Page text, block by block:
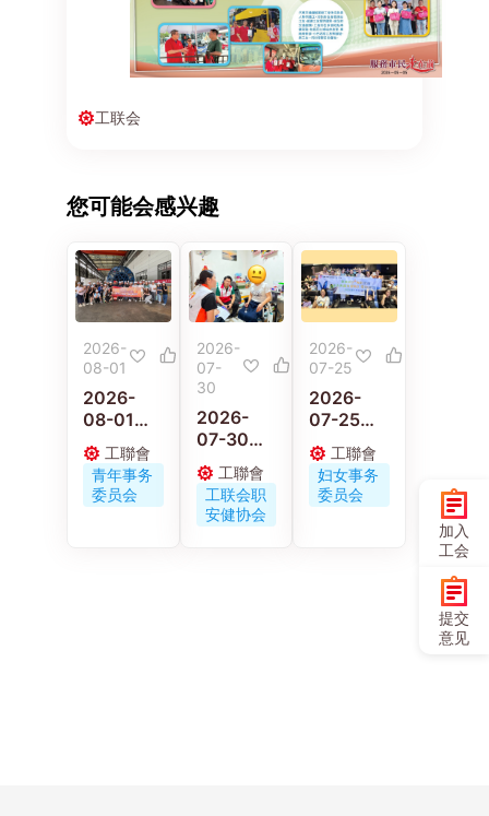
工联会
您可能会感兴趣
2026-
08-01
2026-
08-01
工联青年
义工走进
佛山 感受
岭南工艺
工聯會
青年事务
委员会
2026-
07-
30
2026-
07-30
工联职安
健协会连
同区议员
古伟冰探
工聯會
工联会职
安健协会
2026-
07-25
2026-
07-25
工联会妇
女事务委
员会举办
《小虫虫
工聯會
妇女事务
委员会
加入
工会
提交
意见